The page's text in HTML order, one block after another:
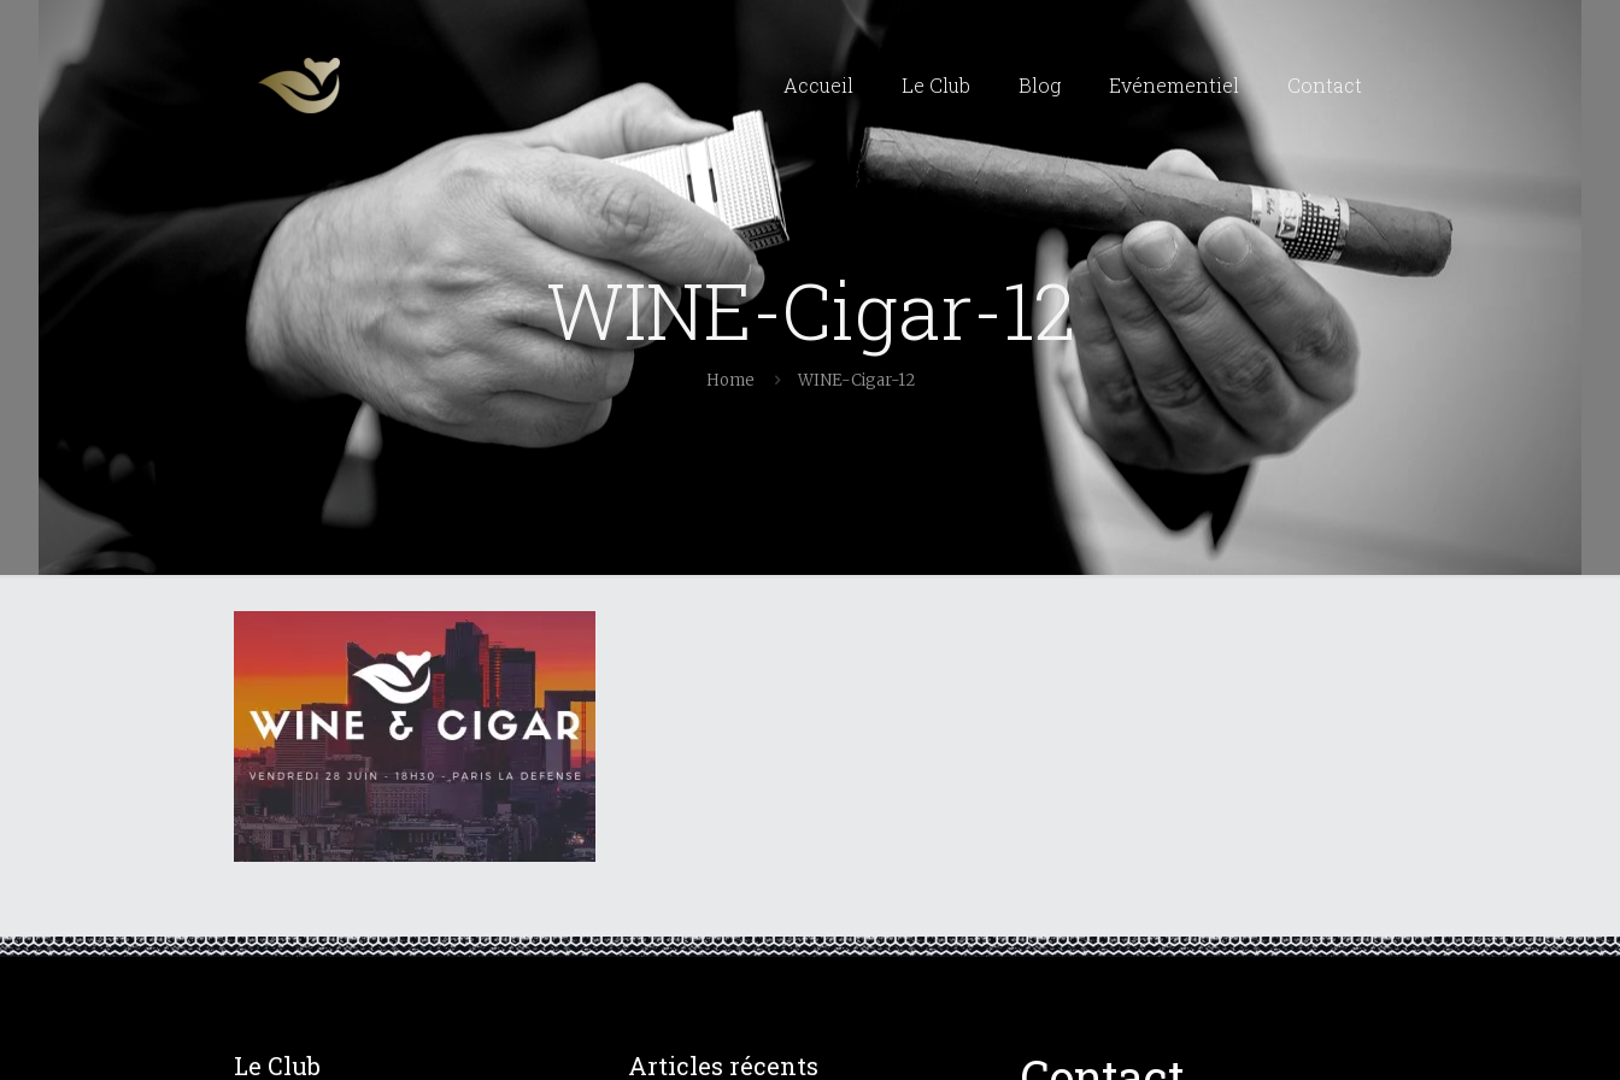
Accueil Le Club Blog Evénementiel Contact
WINE-Cigar-12
Home WINE-Cigar-12
Le Club Articles récents